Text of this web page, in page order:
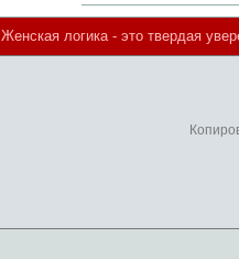
Женская логика - это твердая